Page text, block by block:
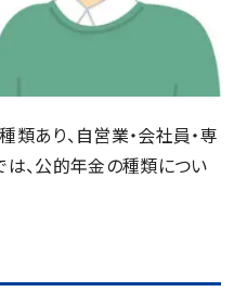
あり、自営業・会社員・専
は、公的年金の種類につい